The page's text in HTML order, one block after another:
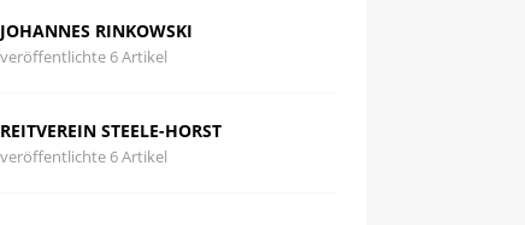
JOHANNES RINKOWSKI
veröffentlichte 6 Artikel
REITVEREIN STEELE-HORST
veröffentlichte 6 Artikel